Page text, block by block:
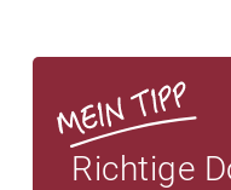
Richtige